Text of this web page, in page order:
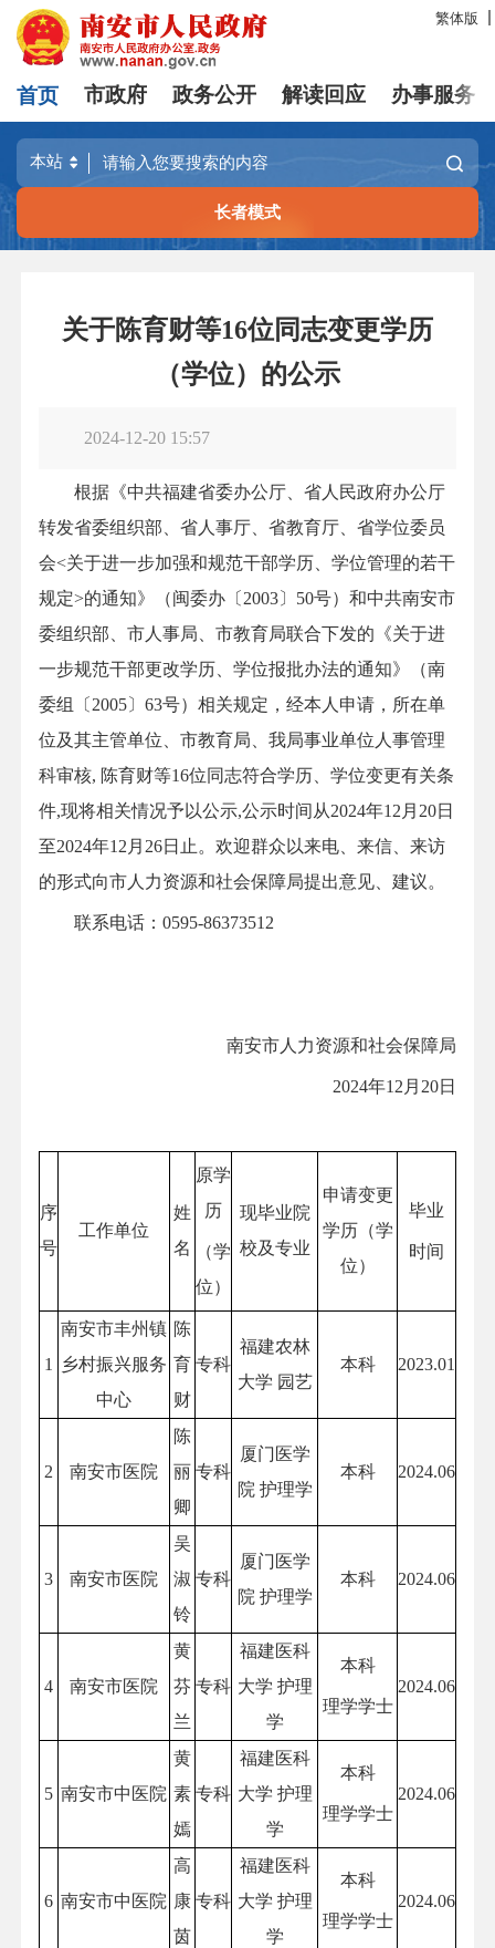
繁体版
首页 市政府 政务公开 解读回应 办事服务
长者模式
关于陈育财等16位同志变更学历
（学位）的公示
2024-12-20 15:57
根据《中共福建省委办公厅、省人民政府办公厅
转发省委组织部、省人事厅、省教育厅、省学位委员
会<关于进一步加强和规范干部学历、学位管理的若干
规定>的通知》（闽委办〔2003〕50号）和中共南安市
委组织部、市人事局、市教育局联合下发的《关于进
一步规范干部更改学历、学位报批办法的通知》（南
委组〔2005〕63号）相关规定，经本人申请，所在单
位及其主管单位、市教育局、我局事业单位人事管理
科审核, 陈育财等16位同志符合学历、学位变更有关条
件,现将相关情况予以公示,公示时间从2024年12月20日
至2024年12月26日止。欢迎群众以来电、来信、来访
的形式向市人力资源和社会保障局提出意见、建议。
联系电话：0595-86373512
南安市人力资源和社会保障局
2024年12月20日
序
号
工作单位
姓
名
原学
历
（学
位）
现毕业院
校及专业
申请变更
学历（学
位）
毕业
时间
1
南安市丰州镇
乡村振兴服务
中心
陈
育
财
专科
福建农林
大学 园艺
本科 2023.01
2 南安市医院
陈
丽
卿
专科
厦门医学
院 护理学
本科 2024.06
3 南安市医院
吴
淑
铃
专科
厦门医学
院 护理学
本科 2024.06
4 南安市医院
黄
芬
兰
专科
福建医科
大学 护理
学
本科
理学学士
2024.06
5 南安市中医院
黄
素
嫣
专科
福建医科
大学 护理
学
本科
理学学士
2024.06
6 南安市中医院
高
康
茵
专科
福建医科
大学 护理
学
本科
理学学士
2024.06